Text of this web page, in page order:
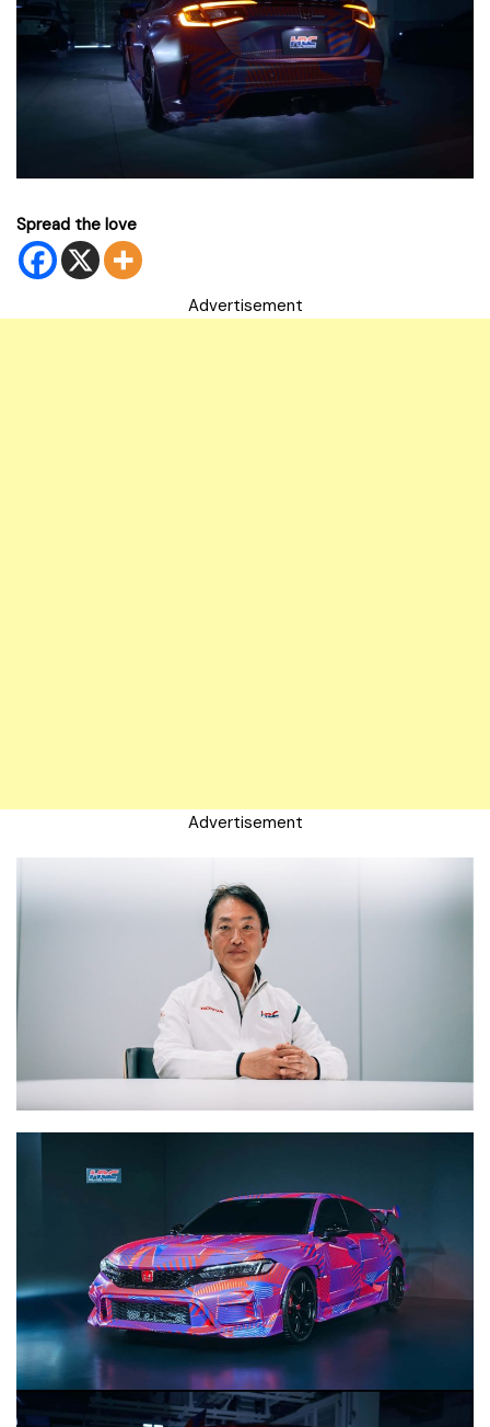
Spread the love
Advertisement
Advertisement